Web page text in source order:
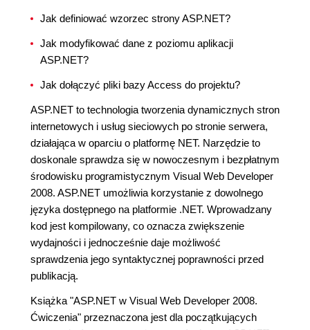
Jak definiować wzorzec strony ASP.NET?
Jak modyfikować dane z poziomu aplikacji
ASP.NET?
Jak dołączyć pliki bazy Access do projektu?
ASP.NET to technologia tworzenia dynamicznych stron
internetowych i usług sieciowych po stronie serwera,
działająca w oparciu o platformę NET. Narzędzie to
doskonale sprawdza się w nowoczesnym i bezpłatnym
środowisku programistycznym Visual Web Developer
2008. ASP.NET umożliwia korzystanie z dowolnego
języka dostępnego na platformie .NET. Wprowadzany
kod jest kompilowany, co oznacza zwiększenie
wydajności i jednocześnie daje możliwość
sprawdzenia jego syntaktycznej poprawności przed
publikacją.
Książka "ASP.NET w Visual Web Developer 2008.
Ćwiczenia" przeznaczona jest dla początkujących